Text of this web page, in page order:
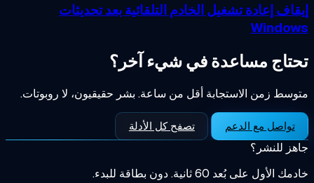
إعادة تشغيل الخادم التلقائية بعد تحديثات
مساعدة في شيء آخر؟
زمن الاستجابة أقل من ساعة. بشر حقيقيون، لا روبوتات.
تواصل مع الدعم تصفح كل الأدلة
للنشر؟
على بُعد 60 ثانية. دون بطاقة للبدء.